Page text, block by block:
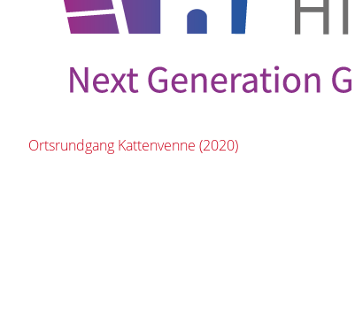
Ortsrundgang Kattenvenne (2020)